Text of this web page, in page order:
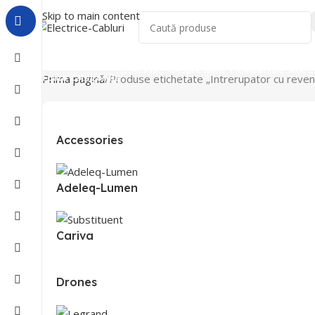
Skip to main content
Toate Categoriile
Prima pagină Produse etichetate „Intrerupator cu
Accessories
Adeleq-Lumen
Cariva
Drones